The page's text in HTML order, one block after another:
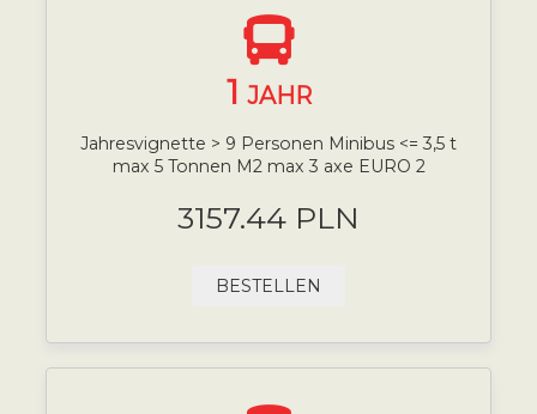
1 JAHR
Jahresvignette > 9 Personen Minibus <= 3,5 t
max 5 Tonnen M2 max 3 axe EURO 2
3157.44 PLN
BESTELLEN